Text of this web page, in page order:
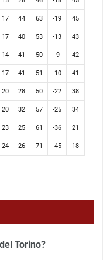
17 44 63 -19 45
17 40 53 -13 43
14 41 50 -9 42
17 41 51 -10 41
20 28 50 -22 38
20 32 57 -25 34
23 25 61 -36 21
24 26 71 -45 18
Torino?